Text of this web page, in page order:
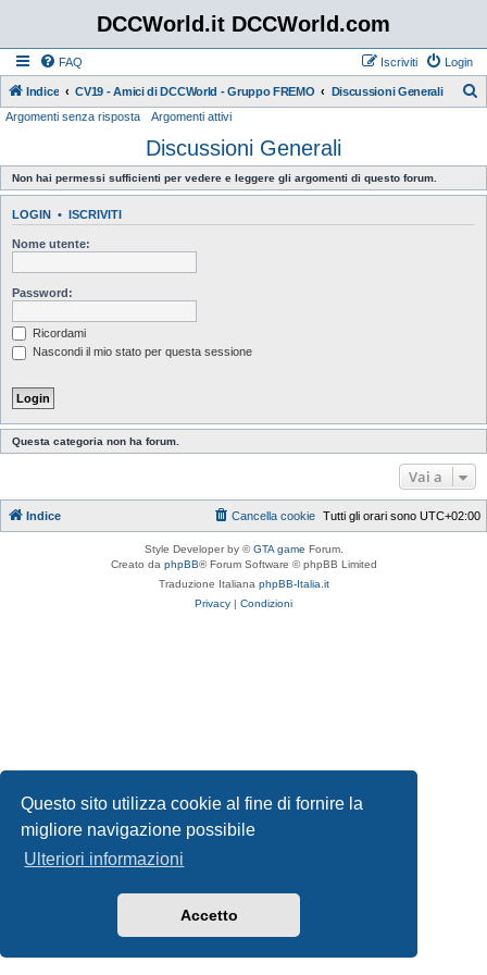
Questo sito utilizza cookie al fine di fornire la
migliore navigazione possibile
Ulteriori informazioni
Accetto
DCCWorld.it DCCWorld.com
FAQ Login
Iscriviti
Indice CV19 - Amici di DCCWorld - Gruppo FREMO Discussioni Generali
c
a
Argomenti senza risposta Argomenti attivi
Discussioni Generali
Non hai permessi sufficienti per vedere e leggere gli argomenti di questo forum.
LOGIN • ISCRIVITI
Nome utente:
Password:
Ricordami
Nascondi il mio stato per questa sessione
Questa categoria non ha forum.
Vai a
Indice Tutti gli orari sono UTC+02:00
Cancella cookie
Style Developer by ©GTA game Forum.
Creato da phpBB® Forum Software © phpBB Limited
Traduzione Italiana phpBB-Italia.it
Privacy | Condizioni